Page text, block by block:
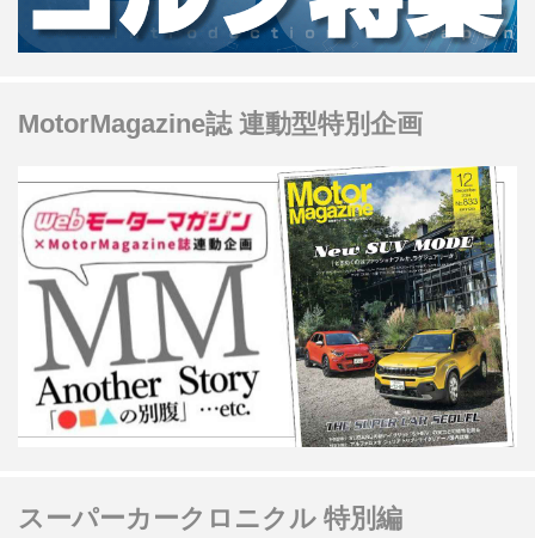
MotorMagazine誌 連動型特別企画
スーパーカークロニクル 特別編